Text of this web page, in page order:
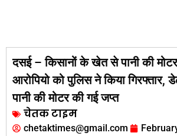
दसई – किसानों के खेत से पानी की
आरोपियो को पुलिस ने किया
पानी की मोटर की गई जप्त
चेतक टाइम
chetaktimes@gmail.com